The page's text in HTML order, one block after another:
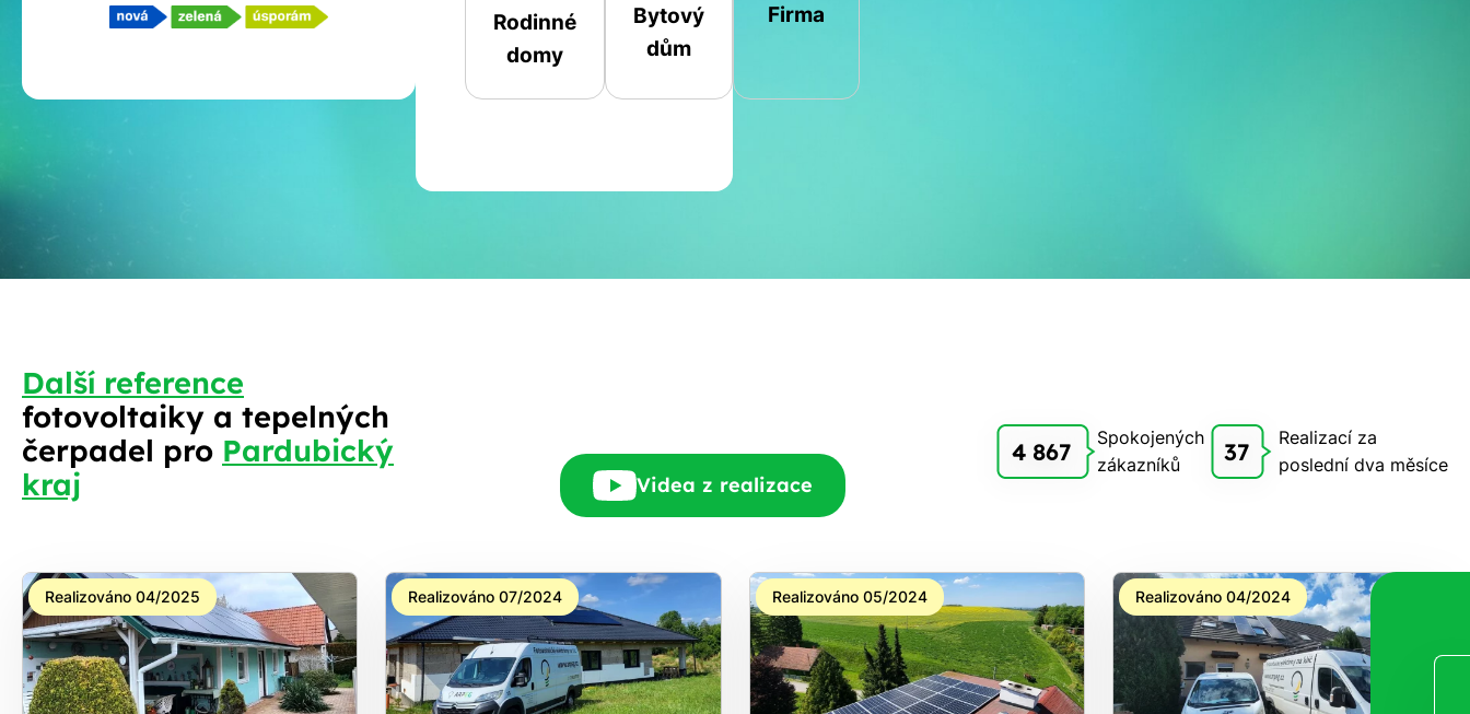
Rodinné
domy
Bytový
dům
Firma
Jméno a příjmení
Další reference
fotovoltaiky a tepelných
čerpadel pro Pardubický
kraj
Videa z realizace
4 867
Spokojených
zákazníků
37
Realizací za
poslední dva měsíce
Realizováno 04/2025 Realizováno 07/2024 Realizováno 05/2024 Realizováno 04/2024